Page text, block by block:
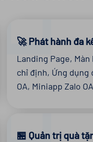
🏪 Quản trị quà
🚀 Phát hành đa
Landing Page,
chỉ định, Ứng dụng
OA, Miniapp Zalo